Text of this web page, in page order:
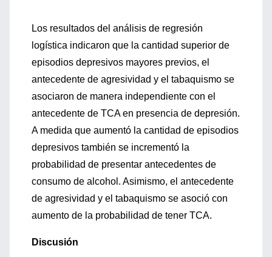
Los resultados del análisis de regresión
logística indicaron que la cantidad superior de
episodios depresivos mayores previos, el
antecedente de agresividad y el tabaquismo se
asociaron de manera independiente con el
antecedente de TCA en presencia de depresión.
A medida que aumentó la cantidad de episodios
depresivos también se incrementó la
probabilidad de presentar antecedentes de
consumo de alcohol. Asimismo, el antecedente
de agresividad y el tabaquismo se asoció con
aumento de la probabilidad de tener TCA.
Discusión